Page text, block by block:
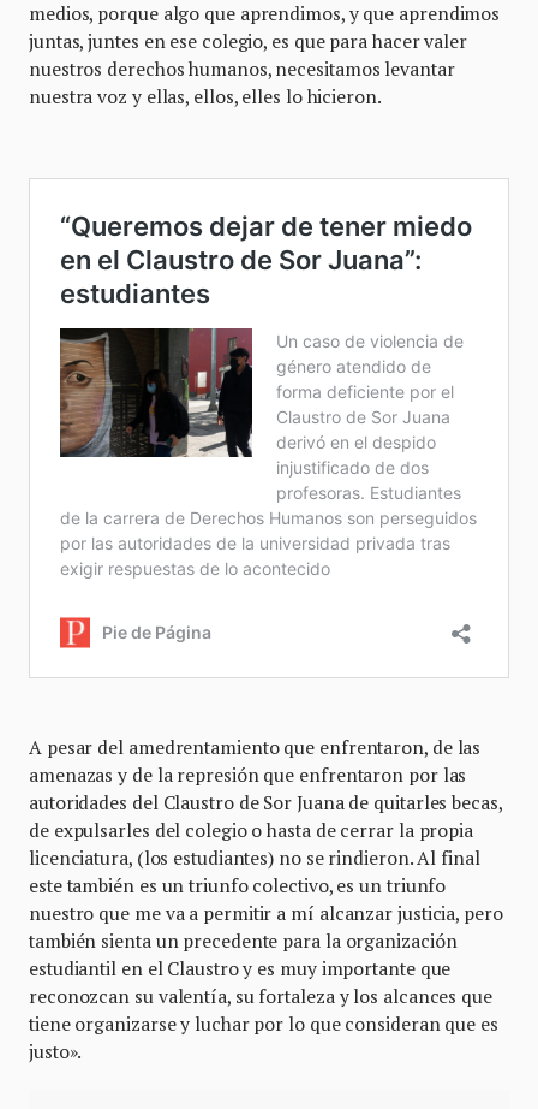
medios, porque algo que aprendimos, y que aprendimos
juntas, juntes en ese colegio, es que para hacer valer
nuestros derechos humanos, necesitamos levantar
nuestra voz y ellas, ellos, elles lo hicieron.
A pesar del amedrentamiento que enfrentaron, de las
amenazas y de la represión que enfrentaron por las
autoridades del Claustro de Sor Juana de quitarles becas,
de expulsarles del colegio o hasta de cerrar la propia
licenciatura, (los estudiantes) no se rindieron. Al final
este también es un triunfo colectivo, es un triunfo
nuestro que me va a permitir a mí alcanzar justicia, pero
también sienta un precedente para la organización
estudiantil en el Claustro y es muy importante que
reconozcan su valentía, su fortaleza y los alcances que
tiene organizarse y luchar por lo que consideran que es
justo».